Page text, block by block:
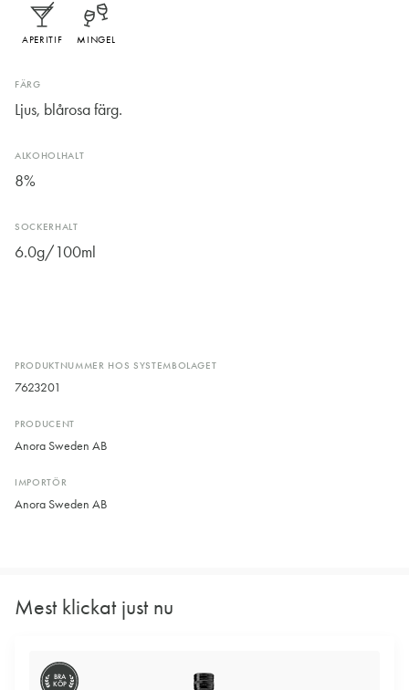
PRODUKTNUMMER HOS SYSTEMBOLAGET
7623201
PRODUCENT
Anora Sweden AB
IMPORTÖR
Anora Sweden AB
APERITIF MINGEL
FÄRG
Ljus, blårosa färg.
ALKOHOLHALT
8%
SOCKERHALT
6.0g/100ml
Mest klickat just nu
BRA
KÖP